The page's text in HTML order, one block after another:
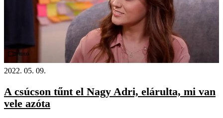
Videó
2022. 05. 09.
A csúcson tűnt el Nagy Adri, elárulta, mi van
vele azóta